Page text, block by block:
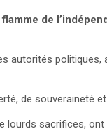
de
autorités
de souveraineté et
sacrifices,